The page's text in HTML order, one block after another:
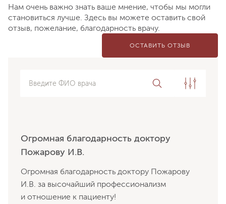
Огромная благодарность доктору
Пожарову И.В.
Огромная благодарность доктору Пожарову
И.В. за высочайший профессионализм
и отношение к пациенту!
Введите ФИО врача
Нам очень важно знать ваше мнение, чтобы мы могли
становиться лучше. Здесь вы можете оставить свой
отзыв, пожелание, благодарность врачу.
ОСТАВИТЬ ОТЗЫВ